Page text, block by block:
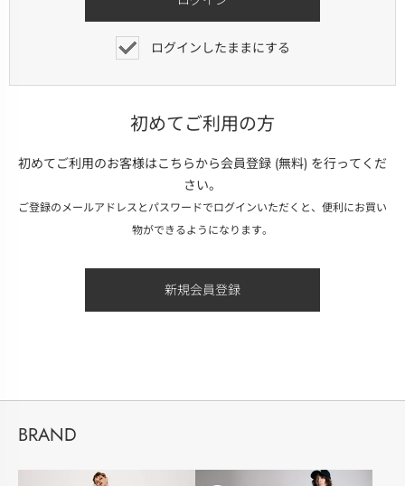
ログインしたままにする
初めてご利用の方
初めてご利用のお客様はこちらから会員登録 (無料) を行ってくだ
さい。
ご登録のメールアドレスとパスワードでログインいただくと、便利にお買い
物ができるようになります。
BRAND